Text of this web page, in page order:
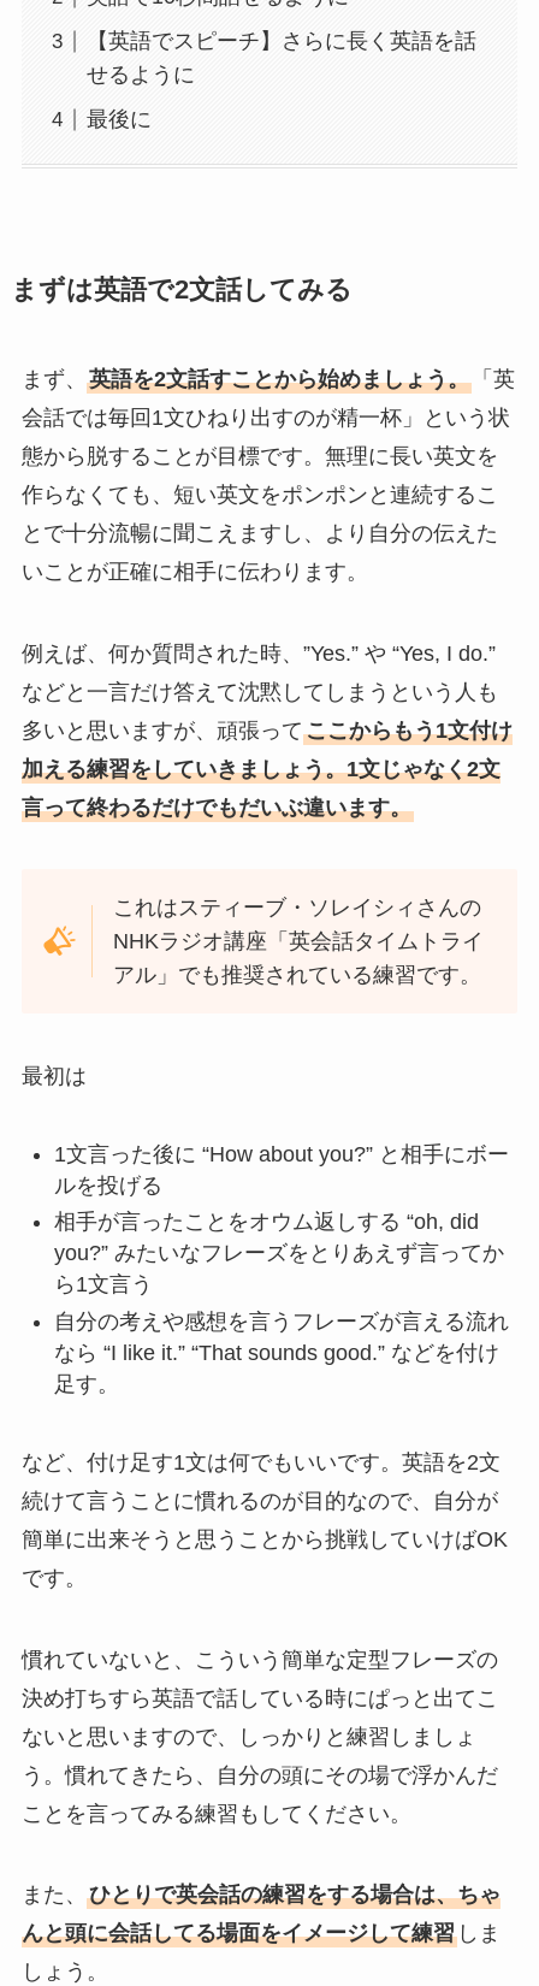
【英語でスピーチ】さらに長く英語を話
せるように
最後に
まずは英語で2文話してみる
まず、 英語を2文話すことから始めましょう。「英
会話では毎回1文ひねり出すのが精一杯」という状
態から脱することが目標です。無理に長い英文を
作らなくても、短い英文をポンポンと連続するこ
とで十分流暢に聞こえますし、より自分の伝えた
いことが正確に相手に伝わります。
例えば、何か質問された時、”Yes.” や “Yes, I do.”
などと一言だけ答えて沈黙してしまうという人も
多いと思いますが、頑張ってここからもう1文付け
加える練習をしていきましょう。1文じゃなく2文
言って終わるだけでもだいぶ違います。
これはスティーブ・ソレイシィさんの
NHKラジオ講座「英会話タイムトライ
アル」でも推奨されている練習です。
最初は
1文言った後に “How about you?” と相手にボー
ルを投げる
相手が言ったことをオウム返しする “oh, did
you?” みたいなフレーズをとりあえず言ってか
ら1文言う
自分の考えや感想を言うフレーズが言える流れ
なら “I like it.” “That sounds good.” などを付け
足す。
など、付け足す1文は何でもいいです。英語を2文
続けて言うことに慣れるのが目的なので、自分が
簡単に出来そうと思うことから挑戦していけばOK
です。
慣れていないと、こういう簡単な定型フレーズの
決め打ちすら英語で話している時にぱっと出てこ
ないと思いますので、しっかりと練習しましょ
う。慣れてきたら、自分の頭にその場で浮かんだ
ことを言ってみる練習もしてください。
また、 ひとりで英会話の練習をする場合は、ちゃ
んと頭に会話してる場面をイメージして練習しま
しょう。